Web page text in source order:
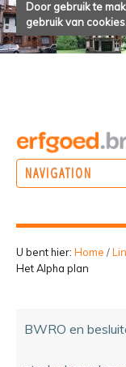
Door gebruik te
gebruik van
NAVIGATION
BELEVEN
U bent hier: Home /
Het Alpha plan
BWRO en